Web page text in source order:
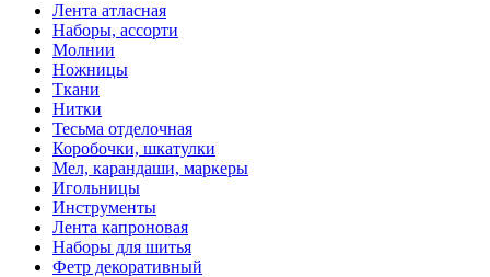
Лента атласная
Наборы, ассорти
Молнии
Ножницы
Ткани
Нитки
Тесьма отделочная
Коробочки, шкатулки
Мел, карандаши, маркеры
Игольницы
Инструменты
Лента капроновая
Наборы для шитья
Фетр декоративный